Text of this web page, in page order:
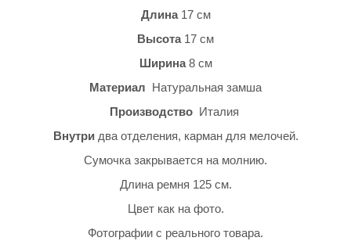
Длина17 см
Высота17 см
Ширина8 см
Материал Натуральная замша
ПроизводствоИталия
Внутри два отделения, карман для мелочей.
Сумочка закрывается на молнию.
Длина ремня 125 см.
Цвет как на фото.
Фотографии с реального товара.